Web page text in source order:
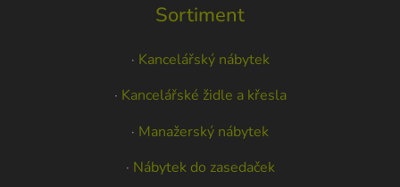
Sortiment
· Kancelářský nábytek
· Kancelářské židle a křesla
· Manažerský nábytek
· Nábytek do zasedaček